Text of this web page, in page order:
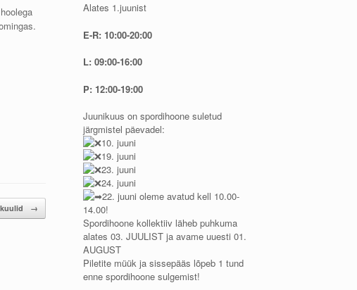
→
Alates 1.juunist
E-R: 10:00-20:00
L: 09:00-16:00
P: 12:00-19:00
Juunikuus on spordihoone suletud
järgmistel päevadel:
10. juuni
19. juuni
23. juuni
24. juuni
22. juuni oleme avatud kell 10.00-
14.00!
Spordihoone kollektiiv läheb puhkuma
alates 03. JUULIST ja avame uuesti 01.
AUGUST
Piletite müük ja sissepääs lõpeb 1 tund
enne spordihoone sulgemist!